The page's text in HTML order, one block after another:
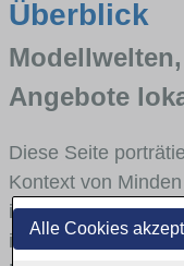
Alle Cookies
Überblick
Angebote
Diese Seite
Kontext von
in welchen
ist, welche